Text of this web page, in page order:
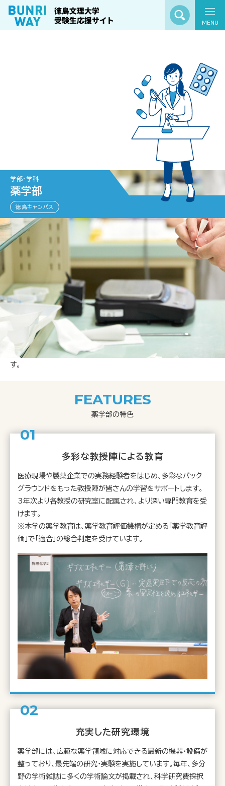
MENU
学部・学科
薬学部
徳島キャンパス
ホーム 薬学部
薬学部では、チーム医療で必要な多職種間連携を実践でき、さらに
地域社会に貢献できる薬剤師を養成します。そのために、最新の薬
学教育を通してヒトの健康や薬に関する科学を学び、早期体験学習
や実務実習を通して医療人としての資質を養います。また、研究活
動を通して研究マインド（課題発見能力と問題解決能力）を培いま
す。
FEATURES
薬学部の特色
多彩な教授陣による教育
医療現場や製薬企業での実務経験者をはじめ、多彩なバック
グラウンドをもった教授陣が皆さんの学習をサポートします。
3年次より各教授の研究室に配属され、より深い専門教育を受
けます。
※本学の薬学教育は、薬学教育評価機構が定める「薬学教育評
価」で「適合」の総合判定を受けています。
充実した研究環境
薬学部には、広範な薬学領域に対応できる最新の機器・設備が
整っており、最先端の研究・実験を実施しています。毎年、多分
野の学術雑誌に多くの学術論文が掲載され、科学研究費採択